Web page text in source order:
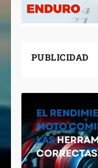
PUBLICIDAD